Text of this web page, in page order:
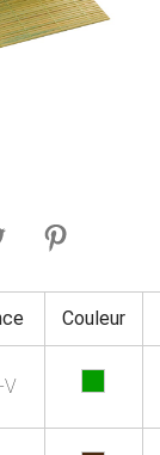
Couleur
V